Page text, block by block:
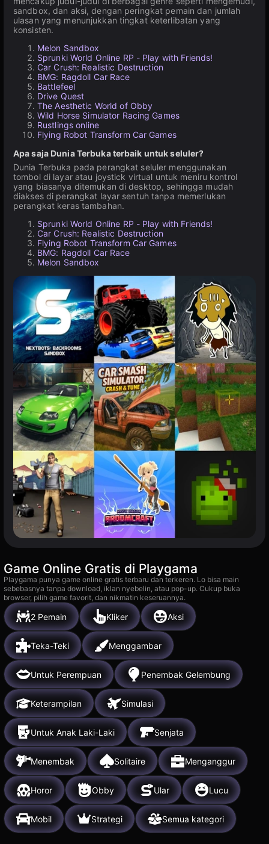
sandbox, dan aksi, dengan peringkat pemain dan jumlah
ulasan yang menunjukkan tingkat keterlibatan yang
konsisten.
Melon Sandbox
Sprunki World Online RP - Play with Friends!
Car Crush: Realistic Destruction
BMG: Ragdoll Car Race
Battlefeel
Drive Quest
The Aesthetic World of Obby
Wild Horse Simulator Racing Games
Rustlings online
Flying Robot Transform Car Games
Apa saja Dunia Terbuka terbaik untuk seluler?
Dunia Terbuka pada perangkat seluler menggunakan
tombol di layar atau joystick virtual untuk meniru kontrol
yang biasanya ditemukan di desktop, sehingga mudah
diakses di perangkat layar sentuh tanpa memerlukan
perangkat keras tambahan.
Sprunki World Online RP - Play with Friends!
Car Crush: Realistic Destruction
Flying Robot Transform Car Games
BMG: Ragdoll Car Race
Melon Sandbox
Game Online Gratis di Playgama
Playgama punya game online gratis terbaru dan terkeren. Lo bisa main
sebebasnya tanpa download, iklan nyebelin, atau pop-up. Cukup buka
browser, pilih game favorit, dan nikmatin keseruannya.
2 Pemain Kliker Aksi
Teka-Teki Menggambar
Untuk Perempuan Penembak Gelembung
Keterampilan Simulasi
Untuk Anak Laki-Laki Senjata
Menembak Solitaire Menganggur
Horor Obby Ular Lucu
Mobil Strategi Semua kategori